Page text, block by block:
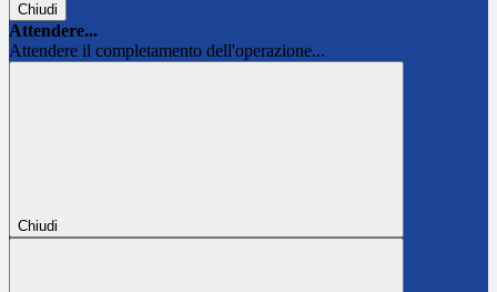
Chiudi
Attendere...
Attendere il completamento dell'operazione...
Chiudi